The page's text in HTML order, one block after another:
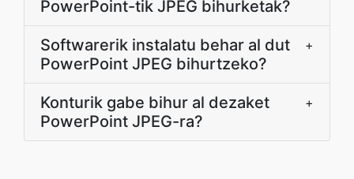
PowerPoint-tik JPEG bihurketak?
Softwarerik instalatu behar al dut
PowerPoint JPEG bihurtzeko?
+
Konturik gabe bihur al dezaket
PowerPoint JPEG-ra?
+